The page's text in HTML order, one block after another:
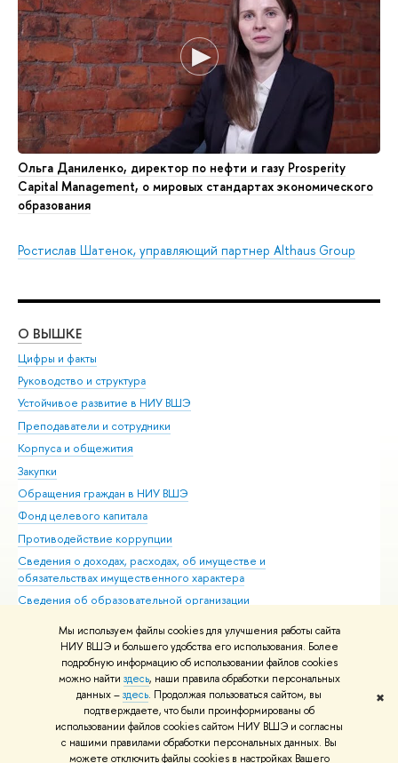
Мы используем файлы cookies для улучшения работы сайта
НИУ ВШЭ и большего удобства его использования. Более
подробную информацию об использовании файлов cookies
можно найти здесь, наши правила обработки персональных
данных –здесь. Продолжая пользоваться сайтом, вы
подтверждаете, что были проинформированы об
использовании файлов cookies сайтом НИУ ВШЭ и согласны
с нашими правилами обработки персональных данных. Вы
можете отключить файлы cookies в настройках Вашего
✖
Ольга Даниленко, директор по нефти и газу Prosperity
Capital Management, о мировых стандартах экономического
образования
Ростислав Шатенок, управляющий партнер Althaus Group
О ВЫШКЕ
Цифры и факты
Руководство и структура
Устойчивое развитие в НИУ ВШЭ
Преподаватели и сотрудники
Корпуса и общежития
Закупки
Обращения граждан в НИУ ВШЭ
Фонд целевого капитала
Противодействие коррупции
Сведения о доходах, расходах, об имуществе и
обязательствах имущественного характера
Сведения об образовательной организации
Людям с ограниченными возможностями здоровья
Единая платежная страница
Работа в Вышке
© НИУ ВШЭ 1993–2026 Адреса и контакты Условия использования
материалов Политика конфиденциальности Карта сайта